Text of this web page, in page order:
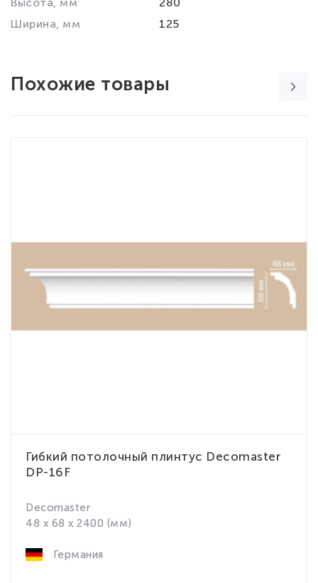
Ширина, мм
125
Похожие товары
Гибкий потолочный плинтус Decomaster
DP-16F
Decomaster
48 x 68 x 2400 (мм)
Германия